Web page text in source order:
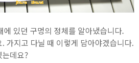
에 있던 구멍의 정체를 알아냈습니다.
가지고 다닐 때 이렇게 담아야겠습니다.
데요?